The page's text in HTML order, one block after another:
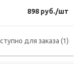
898 руб./шт
для заказа (1)